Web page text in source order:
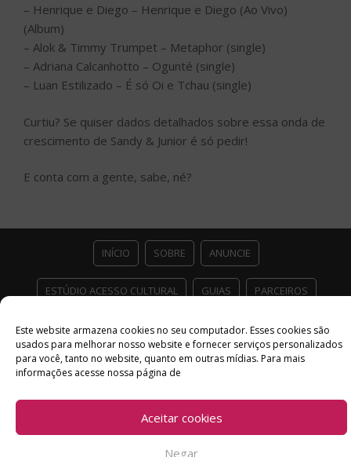
Este website armazena cookies no seu computador. Esses cookies são
usados ​​para melhorar nosso website e fornecer serviços personalizados
para você, tanto no website, quanto em outras mídias. Para mais
informações acesse nossa página de
Aceitar cookies
Negar
– Henrique e Diego – Henrique e Diego (Ao Vivo)
(Album)
– Alok & Timmy Trumpet – Metaphor (single)
– Adriana Calcanhotto – Ogunté (single)
– Luan Estilizado – É só Oi e Tchau (single)
Curtiu? Se quiser dados detalhados sobre essa onda de
crescimento de Sandy & Junior é só pedir!
E conta com a gente, sabe, né?
INÍCIO SOBRE ANUNCIE
ESTÚDIO ACESSO CULTURAL GUIAS PARCEIROS
CONTATO POLÍTICA DE PRIVACIDADE
Facebook
TwitterInstagram
Youtube